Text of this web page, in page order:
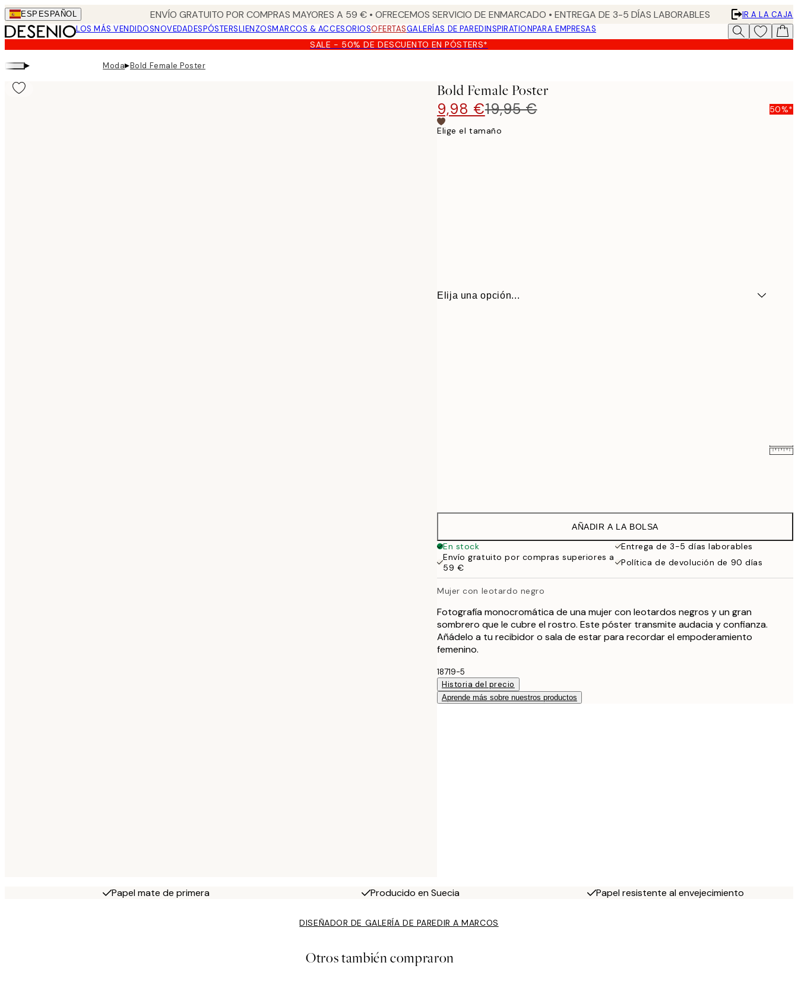
Skip
to
main
content.
ESP ESPAÑOL ENVÍO GRATUITO POR COMPRAS MAYORES A 59 € • OFRECEMOS SERVICIO DE ENMARCADO • ENTREGA DE 3-5 DÍAS LABORABLES
IR A LA CAJA
LOS MÁS VENDIDOSNOVEDADESPÓSTERSLIENZOSMARCOS & ACCESORIOSOFERTASGALERÍAS DE PAREDINSPIRATIONPARA EMPRESAS
SALE - 50% DE DESCUENTO EN PÓSTERS*
▸ Moda▸Bold Female Poster
Bold Female Poster
9,98 €19,95 € 50%*
Elige el tamaño
Elija una opción...
32,45 €
AÑADIR A LA BOLSA
En stock
Entrega de 3-5 días laborables
Envío gratuito por compras superiores a
59 €
Política de devolución de 90 días
Mujer con leotardo negro
Fotografía monocromática de una mujer con leotardos negros y un gran
sombrero que le cubre el rostro. Este póster transmite audacia y confianza.
Añádelo a tu recibidor o sala de estar para recordar el empoderamiento
femenino.
18719-5
Historia del precio
Aprende más sobre nuestros productos
Papel mate de primera Producido en Suecia Papel resistente al envejecimiento
DISEÑADOR DE GALERÍA DE PAREDIR A MARCOS
Otros también compraron